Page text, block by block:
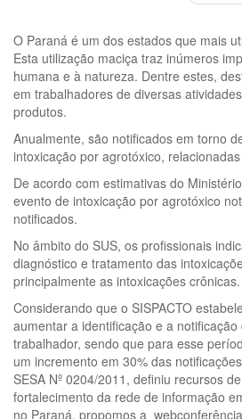
O Paraná é um dos estados que mais
Esta utilização maciça traz inúmeros
humana e à natureza. Dentre estes,
em trabalhadores de diversas
produtos.
Anualmente, são notificados em torno
intoxicação por agrotóxico,
De acordo com estimativas do
evento de intoxicação por agrotóxico
notificados.
No âmbito do SUS, os profissionais
diagnóstico e tratamento das
principalmente as intoxicações crônicas.
Considerando que o SISPACTO
aumentar a identificação e a
trabalhador, sendo que para esse
um incremento em 30% das
SESA Nº 0204/2011, definiu recursos
fortalecimento da rede de informação
no Paraná, propomos a